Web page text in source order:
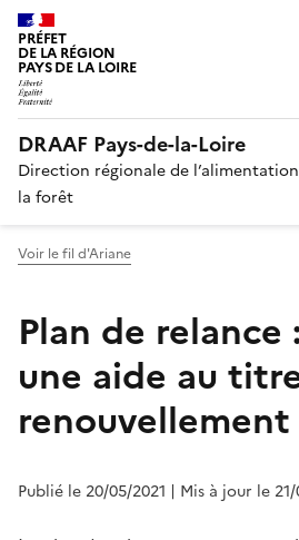
PRÉFET
DE LA RÉGION
PAYS DE LA LOIRE
DRAAF Pays-de-la-Loire
Direction régionale de
la forêt
Voir le fil d'Ariane
Plan de
une aide au
Publié le 20/05/2021 | Mis à jour le 21/